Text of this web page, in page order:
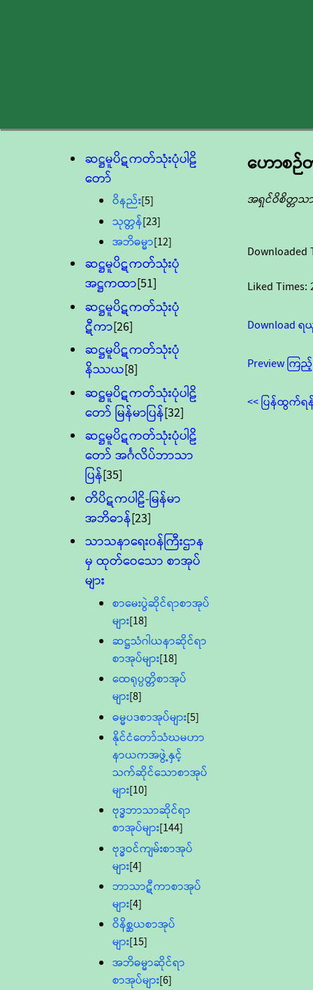
ဆဋ္ဌမူပိဋကတ်သုံးပုံပါဠိ
တော်
ဝိနည်း[5]
သုတ္တန်[23]
အဘိဓမ္မာ[12]
ဆဋ္ဌမူပိဋကတ်သုံးပုံ
အဋ္ဌကထာ[51]
ဆဋ္ဌမူပိဋကတ်သုံးပုံ
ဋီကာ[26]
ဆဋ္ဌမူပိဋကတ်သုံးပုံ
နိဿယ[8]
ဆဋ္ဌမူပိဋကတ်သုံးပုံပါဠိ
တော် မြန်မာပြန်[32]
ဆဋ္ဌမူပိဋကတ်သုံးပုံပါဠိ
တော် အင်္ဂလိပ်ဘာသာ
ပြန်[35]
တိပိဋကပါဠိ-မြန်မာ
အဘိဓာန်[23]
သာသနာရေး၀န်ကြီးဌာန
မှ ထုတ်ဝေသော စာအုပ်
များ
စာမေးပွဲဆိုင်ရာစာအုပ်
များ[18]
ဆဋ္ဌသံဂါယနာဆိုင်ရာ
စာအုပ်များ[18]
ထေရုပ္ပတ္တိစာအုပ်
များ[8]
ဓမ္မပဒစာအုပ်များ[5]
နိုင်ငံတော်သံဃမဟာ
နာယကအဖွဲ့နှင့်
သက်ဆိုင်သောစာအုပ်
များ[10]
ဗုဒ္ဓဘာသာဆိုင်ရာ
စာအုပ်များ[144]
ဗုဒ္ဓဝင်ကျမ်းစာအုပ်
များ[4]
ဘာသာဋီကာစာအုပ်
များ[4]
ဝိနိစ္ဆယစာအုပ်
များ[15]
အဘိဓမ္မာဆိုင်ရာ
စာအုပ်များ[6]
ဟောစဉ်
အရှင်ဝိစိတ္တ
Downloaded
Liked Times:
Download
Preview ကြ
<< ပြန်ထွက်ရ